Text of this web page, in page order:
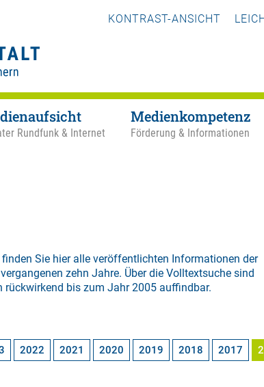
KONTRAST-ANSICHT
Rundfunk & Internet
Medienkompetenz
Förderung & Informationen
Sie hier alle veröffentlichten Informationen der
zehn Jahre. Über die Volltextsuche sind
bis zum Jahr 2005 auffindbar.
2022 2021 2020 2019 2018 2017